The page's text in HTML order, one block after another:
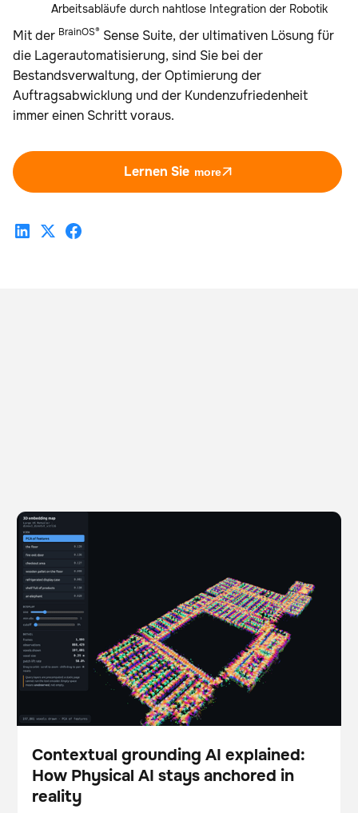
Arbeitsabläufe durch nahtlose Integration der Robotik
Mit der BrainOS® Sense Suite, der ultimativen Lösung für
die Lagerautomatisierung, sind Sie bei der
Bestandsverwaltung, der Optimierung der
Auftragsabwicklung und der Kundenzufriedenheit
immer einen Schritt voraus.
Lernen Sie more
Contextual grounding AI explained: How Physical AI
stays anchored in reality
BrainOS
Blog
Contextual grounding AI explained:
How Physical AI stays anchored in
reality